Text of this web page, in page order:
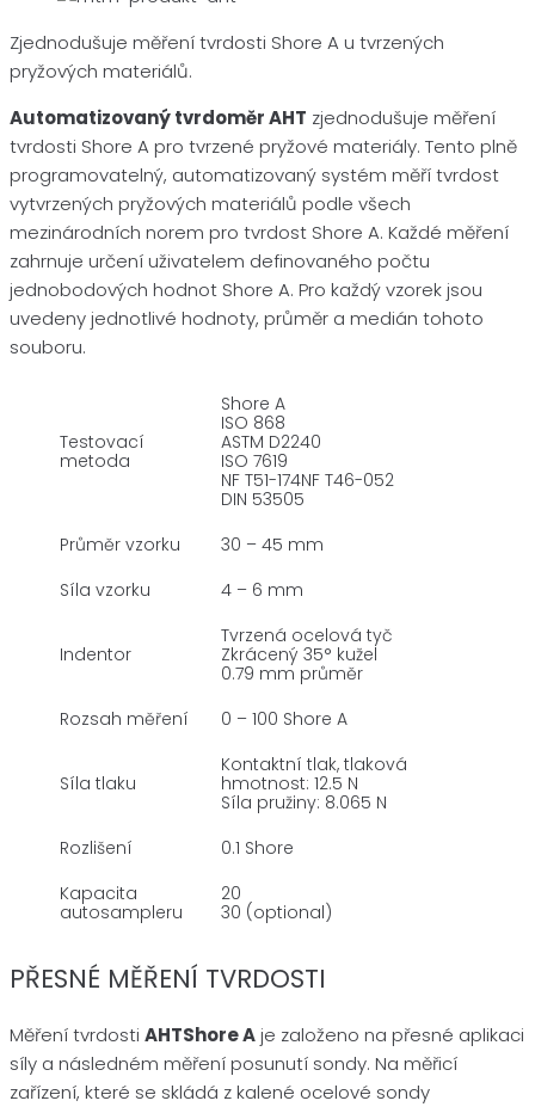
Zjednodušuje měření tvrdosti Shore A u tvrzených
pryžových materiálů.
Automatizovaný tvrdoměr AHT zjednodušuje měření
tvrdosti Shore A pro tvrzené pryžové materiály. Tento plně
programovatelný, automatizovaný systém měří tvrdost
vytvrzených pryžových materiálů podle všech
mezinárodních norem pro tvrdost Shore A. Každé měření
zahrnuje určení uživatelem definovaného počtu
jednobodových hodnot Shore A. Pro každý vzorek jsou
uvedeny jednotlivé hodnoty, průměr a medián tohoto
souboru.
Testovací
metoda
Shore A
ISO 868
ASTM D2240
ISO 7619
NF T51-174NF T46-052
DIN 53505
Průměr vzorku
30 – 45 mm
Síla vzorku
4 – 6 mm
Indentor
Tvrzená ocelová tyč
Zkrácený 35° kužel
0.79 mm průměr
Rozsah měření
0 – 100 Shore A
Síla tlaku
Kontaktní tlak, tlaková
hmotnost: 12.5 N
Síla pružiny: 8.065 N
Rozlišení
0.1 Shore
Kapacita
autosampleru
20
30 (optional)
PŘESNÉ MĚŘENÍ TVRDOSTI
Měření tvrdosti AHTShore Aje založeno na přesné aplikaci
síly a následném měření posunutí sondy. Na měřicí
zařízení, které se skládá z kalené ocelové sondy